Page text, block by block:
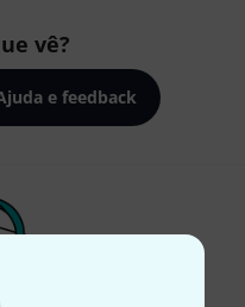
vê?
e feedback